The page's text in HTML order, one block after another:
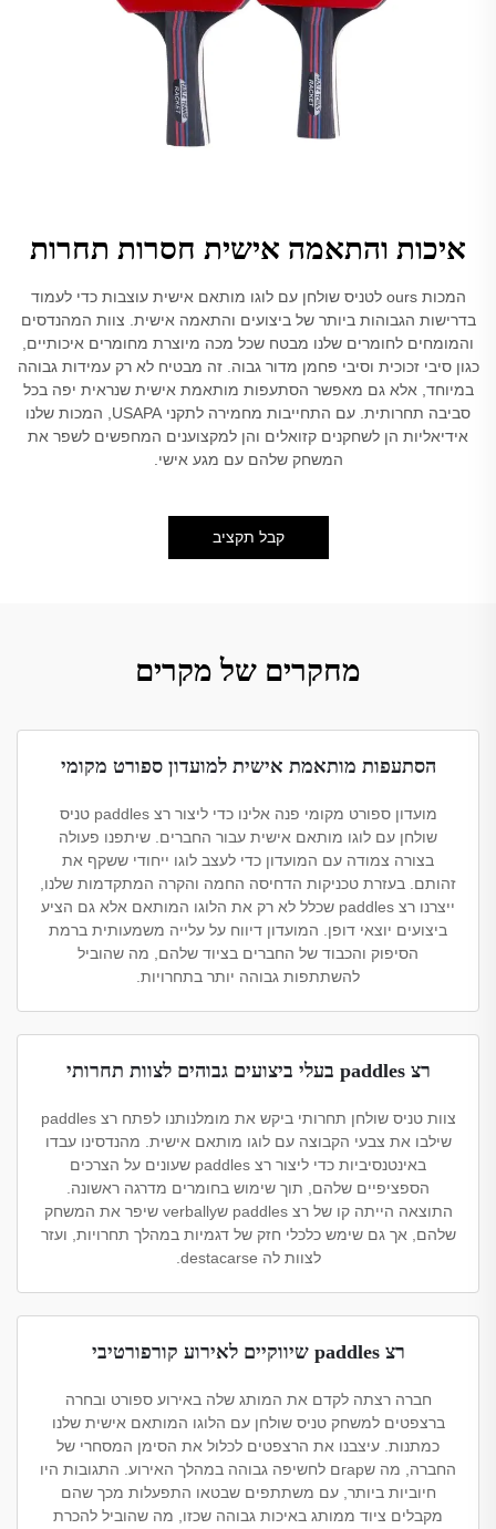
איכות והתאמה אישית חסרות תחרות
המכות ours לטניס שולחן עם לוגו מותאם אישית עוצבות כדי לעמוד
בדרישות הגבוהות ביותר של ביצועים והתאמה אישית. צוות המהנדסים
והמומחים לחומרים שלנו מבטח שכל מכה מיוצרת מחומרים איכותיים,
כגון סיבי זכוכית וסיבי פחמן מדור גבוה. זה מבטיח לא רק עמידות גבוהה
במיוחד, אלא גם מאפשר הסתעפות מותאמת אישית שנראית יפה בכל
סביבה תחרותית. עם התחייבות מחמירה לתקני USAPA, המכות שלנו
אידיאליות הן לשחקנים קזואלים והן למקצוענים המחפשים לשפר את
המשחק שלהם עם מגע אישי.
קבל תקציב
מחקרים של מקרים
הסתעפות מותאמת אישית למועדון ספורט מקומי
מועדון ספורט מקומי פנה אלינו כדי ליצור רצ paddles טניס
שולחן עם לוגו מותאם אישית עבור החברים. שיתפנו פעולה
בצורה צמודה עם המועדון כדי לעצב לוגו ייחודי ששקף את
זהותם. בעזרת טכניקות הדחיסה החמה והקרה המתקדמות שלנו,
ייצרנו רצ paddles שכלל לא רק את הלוגו המותאם אלא גם הציע
ביצועים יוצאי דופן. המועדון דיווח על עלייה משמעותית ברמת
הסיפוק והכבוד של החברים בציוד שלהם, מה שהוביל
להשתתפות גבוהה יותר בתחרויות.
רצ paddles בעלי ביצועים גבוהים לצוות תחרותי
צוות טניס שולחן תחרותי ביקש את מומלנותנו לפתח רצ paddles
שילבו את צבעי הקבוצה עם לוגו מותאם אישית. מהנדסינו עבדו
באינטנסיביות כדי ליצור רצ paddles שעונים על הצרכים
הספציפיים שלהם, תוך שימוש בחומרים מדרגה ראשונה.
התוצאה הייתה קו של רצ paddles שverbally שיפר את המשחק
שלהם, אך גם שימש כלכלי חזק של דגמיות במהלך תחרויות, ועזר
לצוות לה destacarse.
רצ paddles שיווקיים לאירוע קורפורטיבי
חברה רצתה לקדם את המותג שלה באירוע ספורט ובחרה
ברצפטים למשחק טניס שולחן עם הלוגו המותאם אישית שלנו
כמתנות. עיצבנו את הרצפטים לכלול את הסימן המסחרי של
החברה, מה שгарם לחשיפה גבוהה במהלך האירוע. התגובות היו
חיוביות ביותר, עם משתתפים שבטאו התפעלות מכך שהם
מקבלים ציוד ממותג באיכות גבוהה שכזו, מה שהוביל להכרת